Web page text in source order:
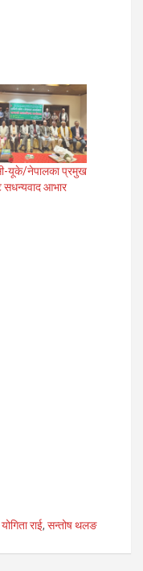
यूके/नेपालका प्रमुख
आभार
योगिता राई, सन्तोष थलङ